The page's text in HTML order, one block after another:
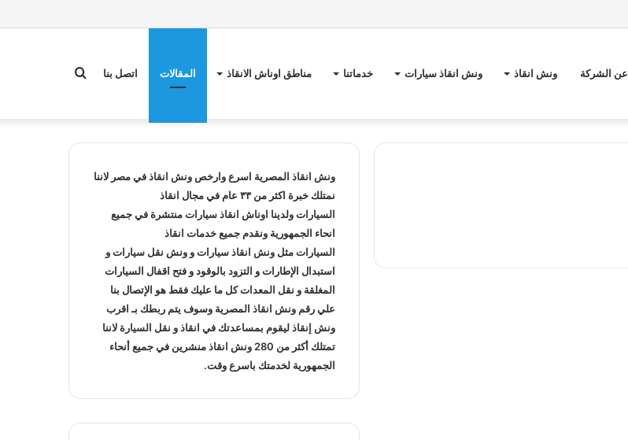
عن الشركة ونش انقاذ ونش انقاذ سيارات خدماتنا مناطق اوناش الانقاذ المقالات اتصل بنا
ونش انقاذ المصرية اسرع وارخصونش انقاذفي مصر لاننا
نمتلك خبرة اكثر من ٣٣ عام في مجال
انقاذ
السياراتولدينا اوناش انقاذ سياراتمنتشرة في جميع
انحاء الجمهورية ونقدم جميع خدمات انقاذ
السياراتمثلونش انقاذ سياراتوونش نقل سياراتو
استبدال الإطارات و التزود بالوقود و فتح اقفال السيارات
المغلقة و نقل المعدات كل ما عليك فقط هو الإتصال بنا
عليرقم ونش انقاذ المصرية وسوف يتم ربطك بـ اقرب
ونش إنقاذليقوم بمساعدتك في انقاذ و نقل السيارة لاننا
تمتلك أكثر من 280
ونش انقاذمنشرين في جميع أنحاء
الجمهورية لخدمتك باسرع وقت.